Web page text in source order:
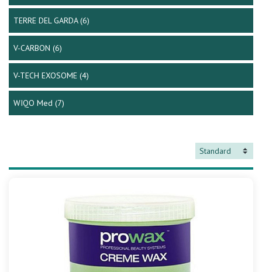
TERRE DEL GARDA(6)
V-CARBON(6)
V-TECH EXOSOME(4)
WIQO Med(7)